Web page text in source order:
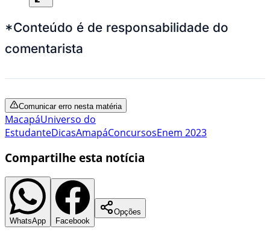
*Conteúdo é de responsabilidade do
comentarista
Comunicar erro nesta matéria
MacapáUniverso do
EstudanteDicasAmapáConcursosEnem 2023
Compartilhe esta notícia
WhatsApp Facebook
Opções